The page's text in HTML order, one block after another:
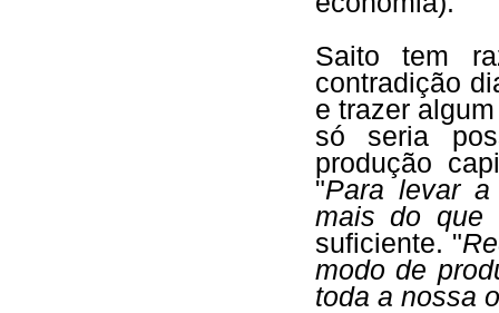
Saito tem
contradição
e trazer
só seria
produção
"Para levar
mais do que
suficiente. "
modo de
toda a nossa